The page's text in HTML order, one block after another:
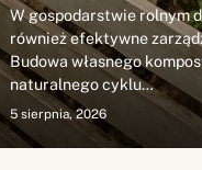
W gospodarstwie rolnym
również efektywne
Budowa własnego
naturalnego cyklu…
5 sierpnia, 2026